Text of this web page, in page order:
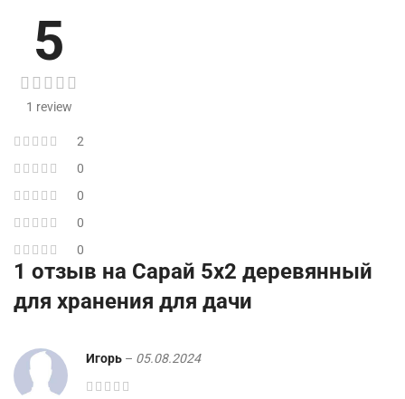
5
1 review
2
0
0
0
0
1 отзыв на Сарай 5х2 деревянный
для хранения для дачи
Игорь – 05.08.2024